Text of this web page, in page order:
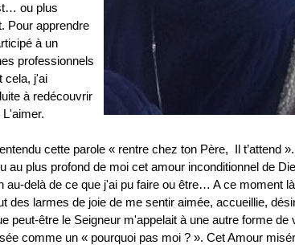
ou plus
Pour apprendre
à un
professionnels
cela, j'ai
à redécouvrir
cette parole « rentre chez ton Père, Il t’attend
au plus profond de moi cet amour inconditionnel de
au-delà de ce que j'ai pu faire ou être… A ce moment
des larmes de joie de me sentir aimée, accueillie,
peut-être le Seigneur m'appelait à une autre forme de
comme un « pourquoi pas moi ? ». Cet Amour